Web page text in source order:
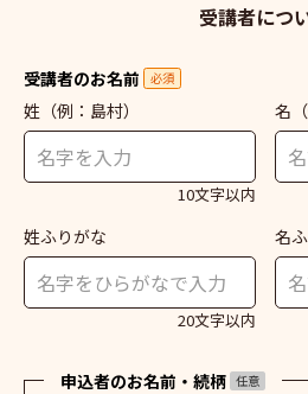
受講者につ
受講者のお名前 必須
姓 （例：島村）
10文字以内
名
姓ふりがな
20文字以内
名
申込者のお名前・続柄 任意